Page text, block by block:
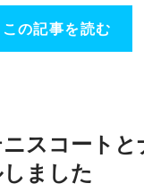
この記事を読む
スコート
ました